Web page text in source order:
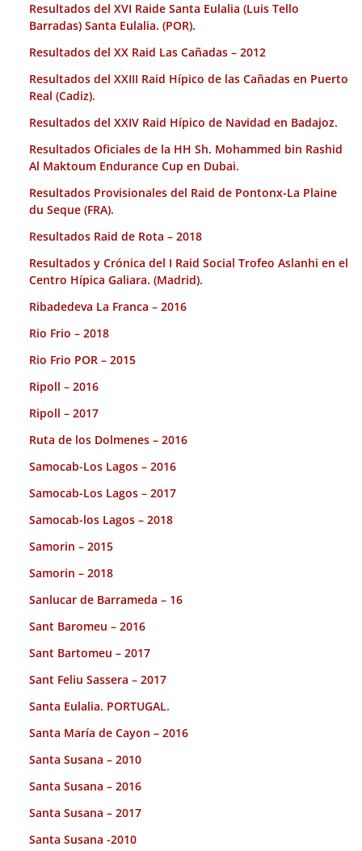
Resultados del XVI Raide Santa Eulalia (Luis Tello
Barradas) Santa Eulalia. (POR).
Resultados del XX Raid Las Cañadas – 2012
Resultados del XXIII Raid Hípico de las Cañadas en Puerto
Real (Cadiz).
Resultados del XXIV Raid Hípico de Navidad en Badajoz.
Resultados Oficiales de la HH Sh. Mohammed bin Rashid
Al Maktoum Endurance Cup en Dubai.
Resultados Provisionales del Raid de Pontonx-La Plaine
du Seque (FRA).
Resultados Raid de Rota – 2018
Resultados y Crónica del I Raid Social Trofeo Aslanhi en el
Centro Hípica Galiara. (Madrid).
Ribadedeva La Franca – 2016
Rio Frio – 2018
Rio Frio POR – 2015
Ripoll – 2016
Ripoll – 2017
Ruta de los Dolmenes – 2016
Samocab-Los Lagos – 2016
Samocab-Los Lagos – 2017
Samocab-los Lagos – 2018
Samorin – 2015
Samorin – 2018
Sanlucar de Barrameda – 16
Sant Baromeu – 2016
Sant Bartomeu – 2017
Sant Feliu Sassera – 2017
Santa Eulalia. PORTUGAL.
Santa María de Cayon – 2016
Santa Susana – 2010
Santa Susana – 2016
Santa Susana – 2017
Santa Susana -2010